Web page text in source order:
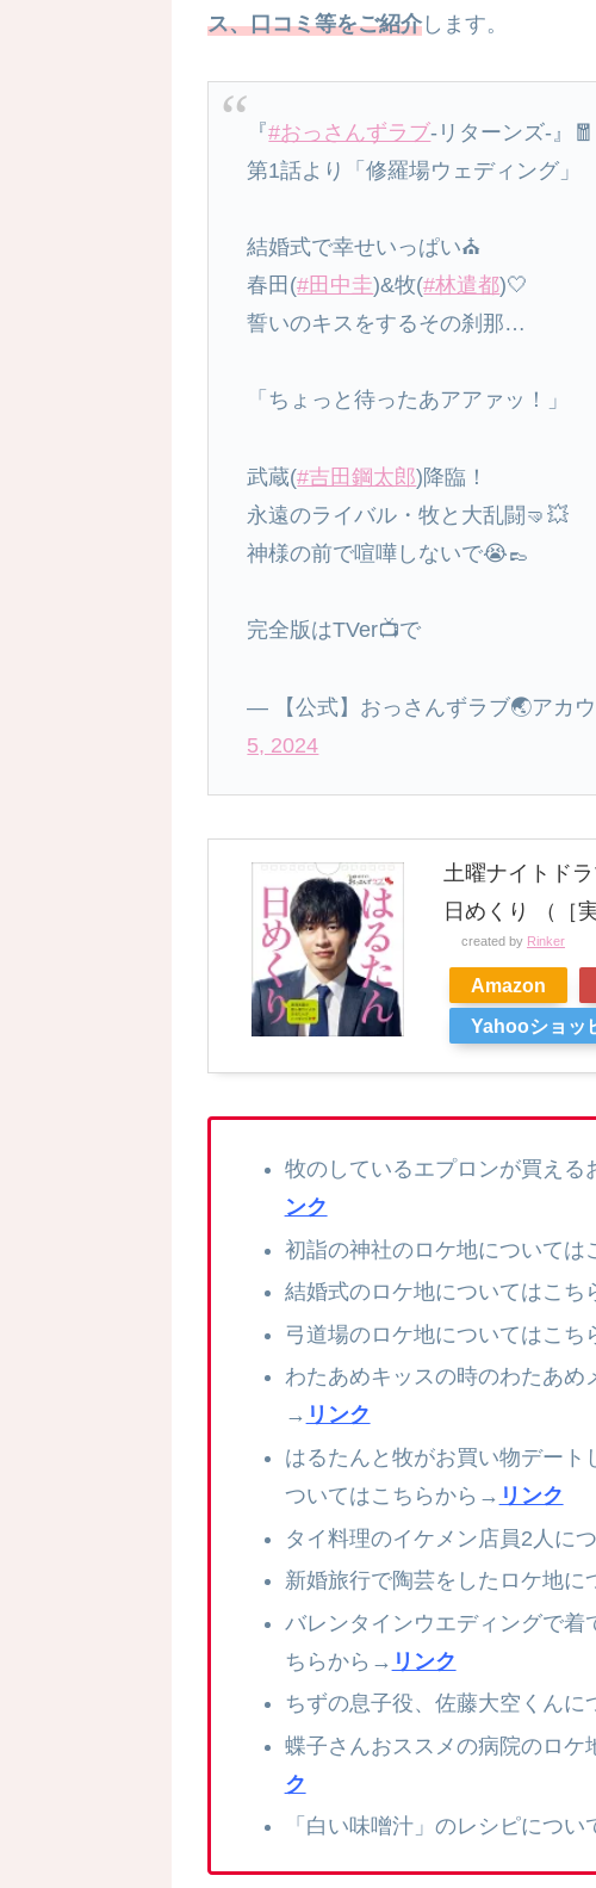
ス、口コミ等をご紹介します。
『#おっさんずラブ-リターンズ-』🧧
第1話より「修羅場ウェディング」
結婚式で幸せいっぱい⛪
春田(#田中圭)&牧(#林遣都)🤍
誓いのキスをするその刹那…
「ちょっと待ったあアアァッ！」
武蔵(#吉田鋼太郎)降臨！
永遠のライバル・牧と大乱闘🤜💥
神様の前で喧嘩しないで😭👞
完全版はTVer📺で
— 【公式】おっさんずラブ🌏アカ
5, 2024
土曜ナイトド
日めくり （［
created by Rinker
Amazon
Yahooショッ
牧のしているエプロンが買え
ンク
初詣の神社のロケ地について
結婚式のロケ地についてはこち
弓道場のロケ地についてはこち
わたあめキッスの時のわたあめ
→ リンク
はるたんと牧がお買い物デート
ついてはこちらから→ リンク
タイ料理のイケメン店員2人に
新婚旅行で陶芸をしたロケ地
バレンタインウエディングで着
ちらから→ リンク
ちずの息子役、佐藤大空くん
蝶子さんおススメの病院のロ
ク
「白い味噌汁」のレシピにつ